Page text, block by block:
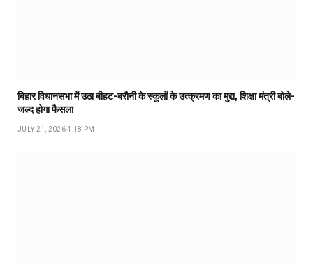
बिहार विधानसभा में उठा बीहट-बरौनी के स्कूलों के उत्क्रमण का मुद्दा, शिक्षा मंत्री बोले-
जल्द होगा फैसला
JULY 21, 2026 4:18 PM